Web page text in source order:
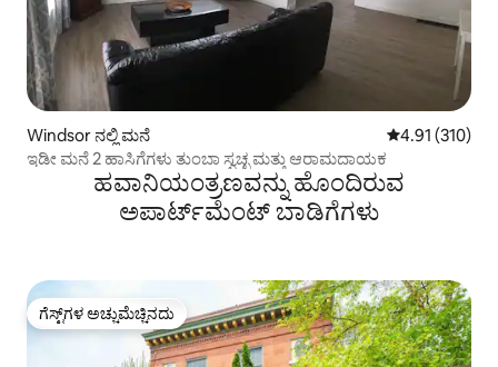
Windsor ನಲ್ಲಿ ಮನೆ 5 ರಲ್ಲಿ 4.91
4.91 (310)
ಇಡೀ ಮನೆ 2 ಹಾಸಿಗೆಗಳು ತುಂಬಾ ಸ್ವಚ್ಛ ಮತ್ತು ಆರಾಮದಾಯಕ
ಹವಾನಿಯಂತ್ರಣವನ್ನು ಹೊಂದಿರುವ
ಅಪಾರ್ಟ್‌ಮೆಂಟ್‌ ಬಾಡಿಗೆಗಳು
ಗೆಸ್ಟ್‌ಗಳ ಅಚ್ಚುಮೆಚ್ಚಿನದು
ಗೆಸ್ಟ್‌ಗಳ ಅಚ್ಚುಮೆಚ್ಚಿನದು